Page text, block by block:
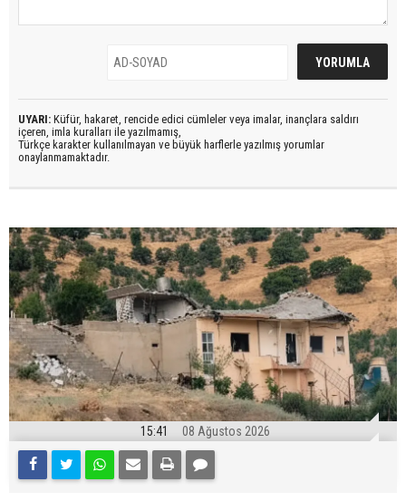
UYARI: Küfür, hakaret, rencide edici cümleler veya imalar, inançlara saldırı
içeren, imla kuralları ile yazılmamış,
Türkçe karakter kullanılmayan ve büyük harflerle yazılmış yorumlar
onaylanmamaktadır.
15:41 08 Ağustos 2026